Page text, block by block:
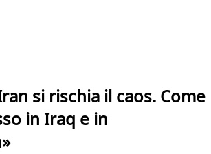
si rischia il caos. Come
in Iraq e in